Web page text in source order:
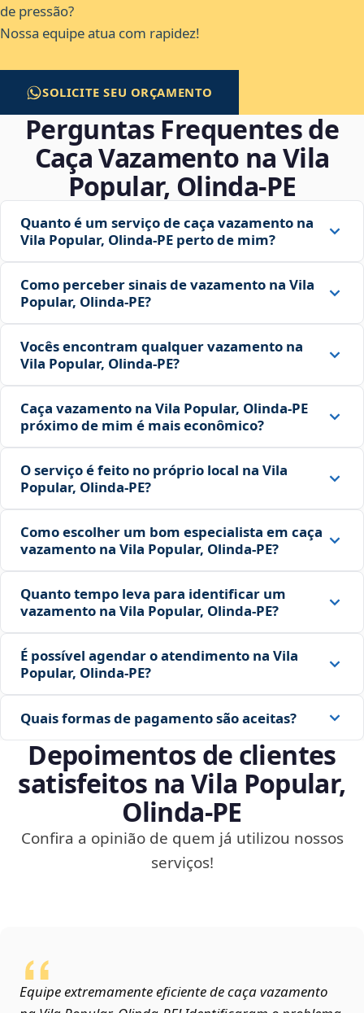
de pressão?
Nossa equipe atua com rapidez!
SOLICITE SEU ORÇAMENTO
Perguntas Frequentes de
Caça Vazamento na Vila
Popular, Olinda‑PE
Quanto é um serviço de caça vazamento na
Vila Popular, Olinda‑PE perto de mim?
Como perceber sinais de vazamento na Vila
Popular, Olinda‑PE?
Vocês encontram qualquer vazamento na
Vila Popular, Olinda‑PE?
Caça vazamento na Vila Popular, Olinda‑PE
próximo de mim é mais econômico?
O serviço é feito no próprio local na Vila
Popular, Olinda‑PE?
Como escolher um bom especialista em caça
vazamento na Vila Popular, Olinda‑PE?
Quanto tempo leva para identificar um
vazamento na Vila Popular, Olinda‑PE?
É possível agendar o atendimento na Vila
Popular, Olinda‑PE?
Quais formas de pagamento são aceitas?
Depoimentos de clientes
satisfeitos na Vila Popular,
Olinda‑PE
Confira a opinião de quem já utilizou nossos
serviços!
Equipe extremamente eficiente de caça vazamento